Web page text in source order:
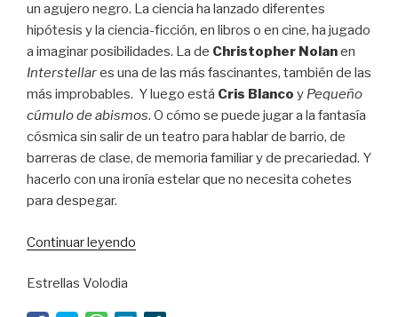
un agujero negro. La ciencia ha lanzado diferentes
hipótesis y la ciencia-ficción, en libros o en cine, ha jugado
a imaginar posibilidades. La de Christopher Nolanen
Interstellares una de las más fascinantes, también de las
más improbables. Y luego está Cris Blanco y Pequeño
cúmulo de abismos. O cómo se puede jugar a la fantasía
cósmica sin salir de un teatro para hablar de barrio, de
barreras de clase, de memoria familiar y de precariedad. Y
hacerlo con una ironía estelar que no necesita cohetes
para despegar.
Continuar leyendo
Estrellas Volodia